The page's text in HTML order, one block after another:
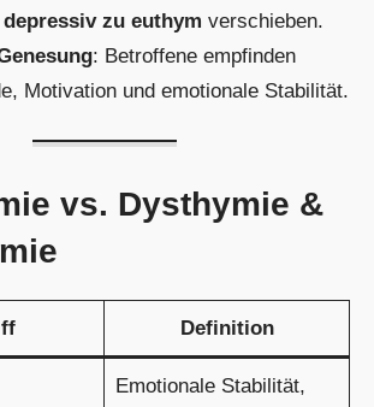
zu euthym verschieben.
: Betroffene empfinden
Motivation und emotionale Stabilität.
vs. Dysthymie &
Definition
Emotionale Stabilität,